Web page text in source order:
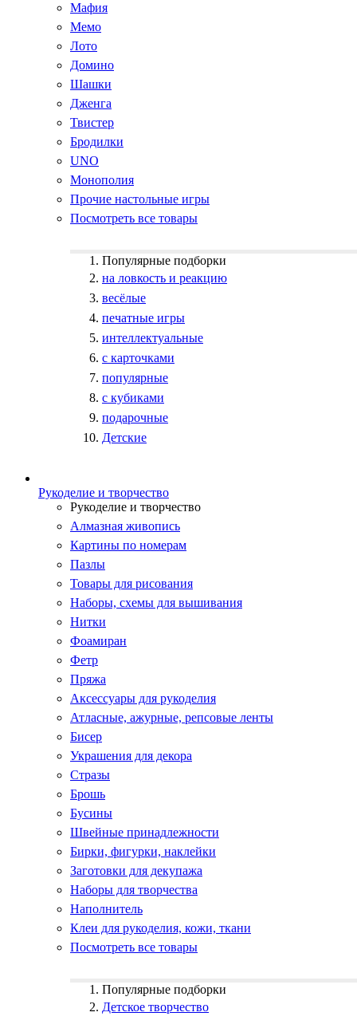
Мафия
Мемо
Лото
Домино
Шашки
Дженга
Твистер
Бродилки
UNO
Монополия
Прочие настольные игры
Посмотреть все товары
Популярные подборки
на ловкость и реакцию
весёлые
печатные игры
интеллектуальные
с карточками
популярные
с кубиками
подарочные
Детские
Рукоделие и творчество
Рукоделие и творчество
Алмазная живопись
Картины по номерам
Пазлы
Товары для рисования
Наборы, схемы для вышивания
Нитки
Фоамиран
Фетр
Пряжа
Аксессуары для рукоделия
Атласные, ажурные, репсовые ленты
Бисер
Украшения для декора
Стразы
Брошь
Бусины
Швейные принадлежности
Бирки, фигурки, наклейки
Заготовки для декупажа
Наборы для творчества
Наполнитель
Клеи для рукоделия, кожи, ткани
Посмотреть все товары
Популярные подборки
Детское творчество